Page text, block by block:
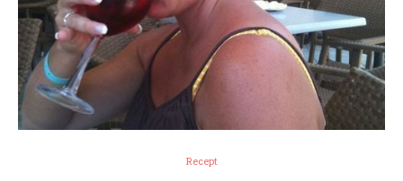
Recept